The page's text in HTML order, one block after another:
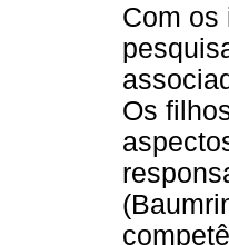
Com os
Os